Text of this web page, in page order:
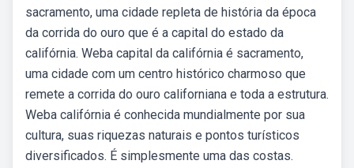
sacramento, uma cidade repleta de história da época
da corrida do ouro que é a capital do estado da
califórnia. Weba capital da califórnia é sacramento,
uma cidade com um centro histórico charmoso que
remete a corrida do ouro californiana e toda a estrutura.
Weba califórnia é conhecida mundialmente por sua
cultura, suas riquezas naturais e pontos turísticos
diversificados. É simplesmente uma das costas.